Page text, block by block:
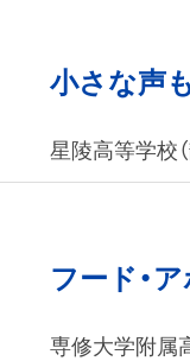
小さな声
星陵高等学校（
フード・
専修大学附属